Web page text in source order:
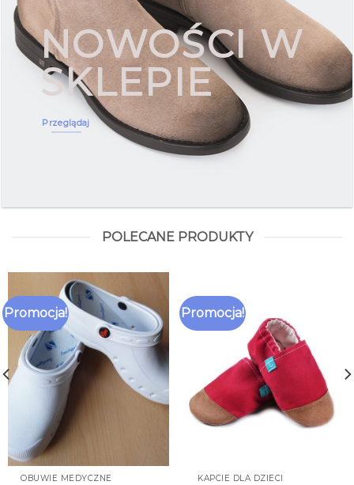
NOWOŚCI W
SKLEPIE
Przeglądaj
POLECANE PRODUKTY
Promocja!
OBUWIE MEDYCZNE
Promocja!
KAPCIE DLA DZIECI